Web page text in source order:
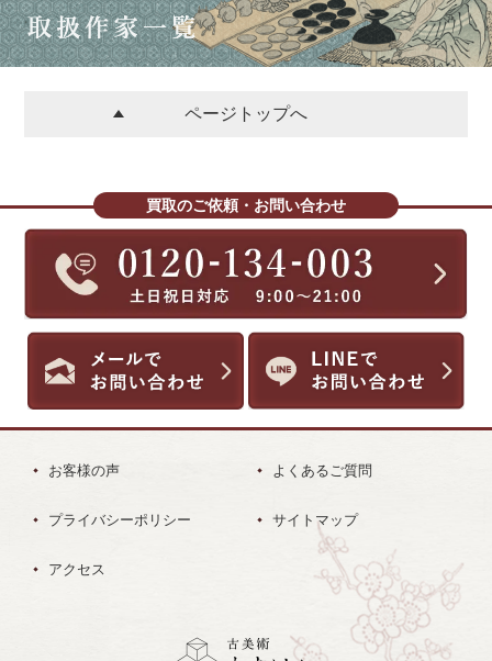
ページトップへ
買取のご依頼・お問い合わせ
お客様の声 よくあるご質問
プライバシーポリシー サイトマップ
アクセス